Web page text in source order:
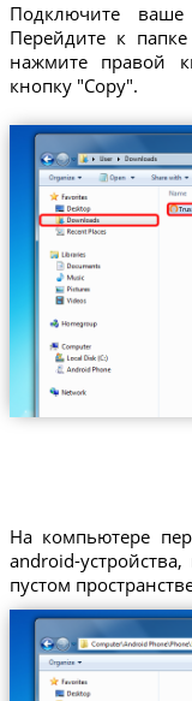
Подключите
Перейдите к
нажмите правой
кнопку "Copy".
На компьютере
android-
пустом